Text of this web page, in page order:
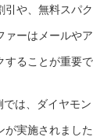
引や、無料スパ
ァーはメールや
ることが重要で
では、ダイヤモ
が実施されまし